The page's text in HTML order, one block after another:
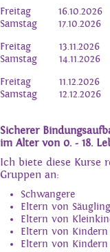
Freitag
16.10.2026
Samstag
17.10.2026
Freitag
13.11.2026
Samstag
14.11.2026
Freitag
11.12.2026
Samstag
12.12.2026
Sicherer
im Alter von 0. - 18.
Ich biete diese Kurse
Gruppen an:
Schwangere
Eltern von
Eltern von
Eltern von
Eltern von